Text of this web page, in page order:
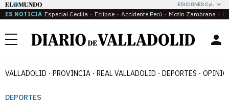
EDICIONES CyL
ES NOTICIA Especial Cecilia Eclipse Accidente Perú Motín Zambrana
Menú
VALLADOLID PROVINCIA REAL VALLADOLID DEPORTES
DEPORTES